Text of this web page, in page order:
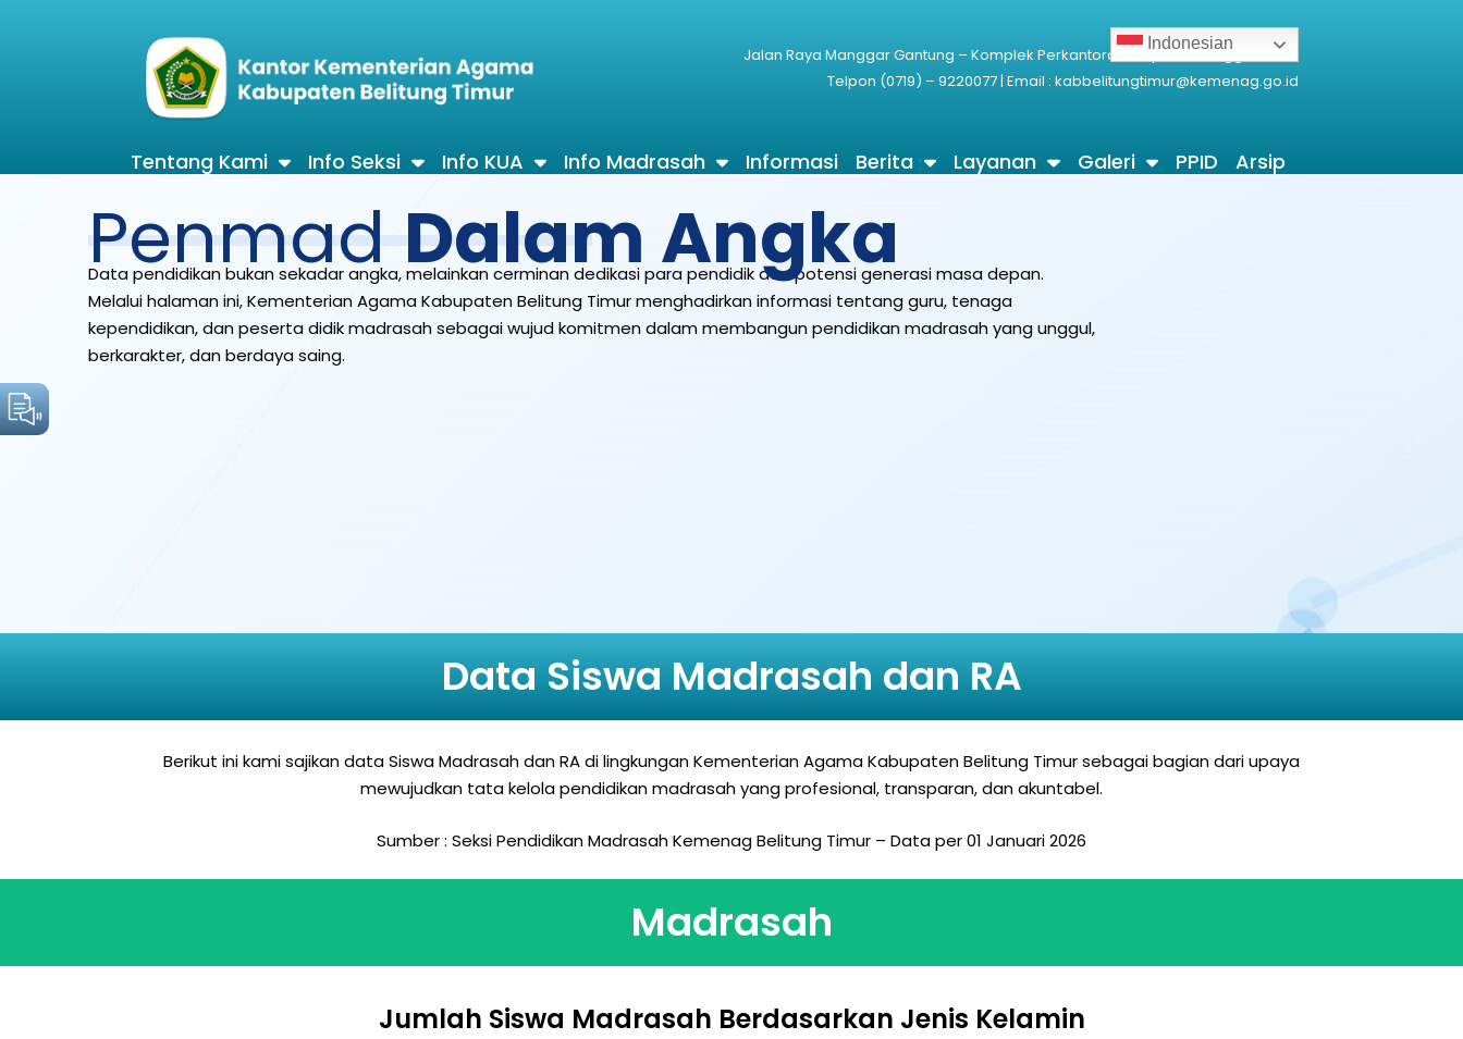
Jalan Raya Manggar Gantung – Komplek Perkantoran Terpadu Manggarawan
Telpon (0719) – 9220077 | Email : kabbelitungtimur@kemenag.go.id
Indonesian
Tentang Kami Info Seksi Info KUA Info Madrasah Informasi Berita Layanan Galeri PPID Arsip
PenmadDalam Angka
Data pendidikan bukan sekadar angka, melainkan cerminan dedikasi para pendidik dan potensi generasi masa depan.
Melalui halaman ini, Kementerian Agama Kabupaten Belitung Timur menghadirkan informasi tentang guru, tenaga
kependidikan, dan peserta didik madrasah sebagai wujud komitmen dalam membangun pendidikan madrasah yang unggul,
berkarakter, dan berdaya saing.
Data Siswa Madrasah dan RA
Berikut ini kami sajikan data Siswa Madrasah dan RA di lingkungan Kementerian Agama Kabupaten Belitung Timur sebagai bagian dari upaya
mewujudkan tata kelola pendidikan madrasah yang profesional, transparan, dan akuntabel.
Sumber : Seksi Pendidikan Madrasah Kemenag Belitung Timur – Data per 01 Januari 2026
Madrasah
Jumlah Siswa Madrasah Berdasarkan Jenis Kelamin